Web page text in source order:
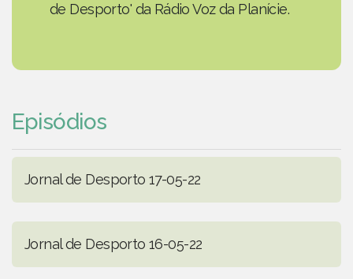
de Desporto' da Rádio Voz da Planície.
Episódios
Jornal de Desporto 17-05-22
Jornal de Desporto 16-05-22